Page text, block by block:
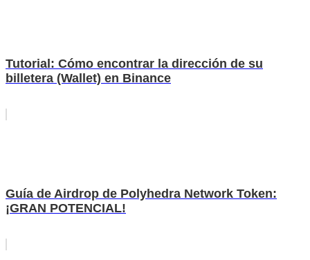
Tutorial: Cómo encontrar la dirección de su
billetera (Wallet) en Binance
Guía de Airdrop de Polyhedra Network Token:
¡GRAN POTENCIAL!